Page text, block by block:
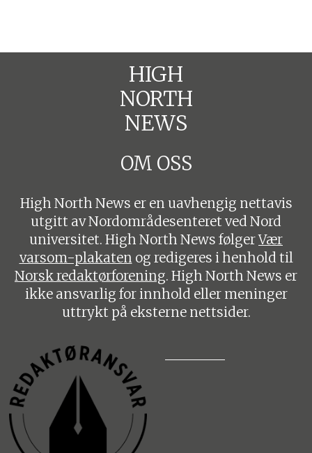
HIGH
NORTH
NEWS
OM OSS
High North News er en uavhengig nettavis
utgitt av Nordområdesenteret ved Nord
universitet. High North News følgerVær
varsom-plakaten og redigeres i henhold til
Norsk redaktørforening. High North News er
ikke ansvarlig for innhold eller meninger
uttrykt på eksterne nettsider.